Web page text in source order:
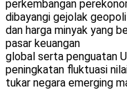
perkembangan
dibayangi gejolak
dan harga minyak yang
pasar keuangan
global serta penguatan
peningkatan fluktuasi
tukar negara emerging